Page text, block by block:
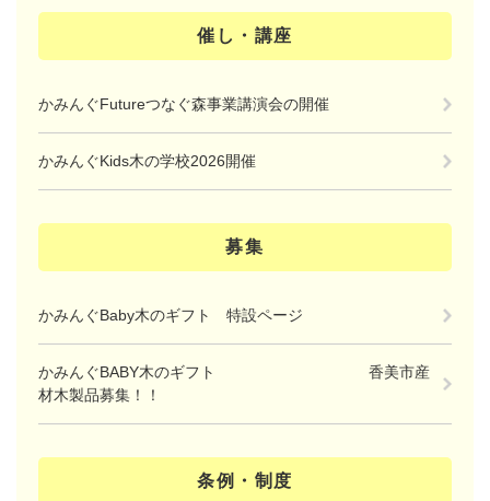
催し・講座
かみんぐFutureつなぐ森事業講演会の開催
かみんぐKids木の学校2026開催
募集
かみんぐBaby木のギフト 特設ページ
かみんぐBABY木のギフト 香美市産
材木製品募集！！
条例・制度